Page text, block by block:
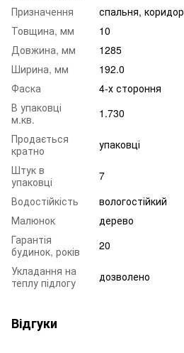
Призначення
спальня, коридор
Товщина, мм
10
Довжина, мм
1285
Ширина, мм
192.0
Фаска
4-х стороння
В упаковці
м.кв.
1.730
Продається
кратно
упаковці
Штук в
упаковці
7
Водостійкість
вологостійкий
Малюнок
дерево
Гарантія
будинок, років
20
Укладання на
теплу підлогу
дозволено
Відгуки